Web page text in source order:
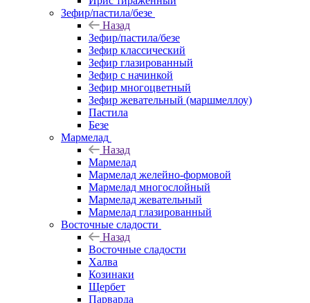
Зефир/пастила/безе
Назад
Зефир/пастила/безе
Зефир классический
Зефир глазированный
Зефир с начинкой
Зефир многоцветный
Зефир жевательный (маршмеллоу)
Пастила
Безе
Мармелад
Назад
Мармелад
Мармелад желейно-формовой
Мармелад многослойный
Мармелад жевательный
Мармелад глазированный
Восточные сладости
Назад
Восточные сладости
Халва
Козинаки
Щербет
Парварда